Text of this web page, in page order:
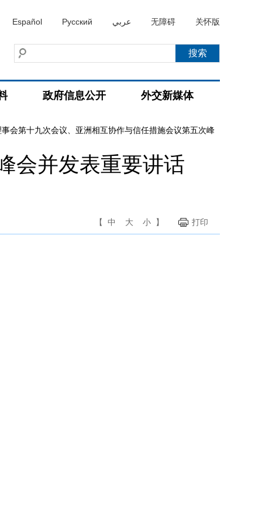
Español Русский عربي 无障碍 关怀版
政府信息公开 外交新媒体
会第十九次会议、亚洲相互协作与信任措施会议第五次峰
会并发表重要讲话
【 中 大 小 】 打印